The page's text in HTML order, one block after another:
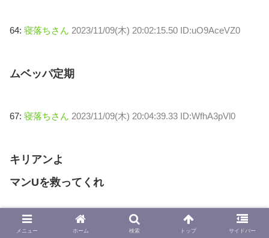
64: 寝落ちさん 2023/11/09(木) 20:02:15.50 ID:uO9AceVZ0
ムベッパ定期
67: 寝落ちさん 2023/11/09(木) 20:04:39.33 ID:WfhA3pVl0
キリアンよ
マンUを救ってくれ
70:寝落ちさん 2023/11/09(木) 20:10:27.01 ID:ztnGtLi/0
メニュー ホーム 検索 トップ サイドバー